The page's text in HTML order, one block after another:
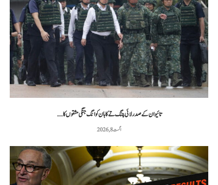
تائیوان کے صدر لائی چنگ تے کا ہان کوانگ جنگی مشقوں کا...
اگست 8, 2026